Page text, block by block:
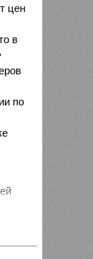
цен
в
по